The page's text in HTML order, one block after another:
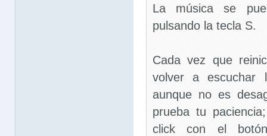
La música se
pulsando la tecla S.
Cada vez que
volver a escuchar
aunque no es
prueba tu
click con el